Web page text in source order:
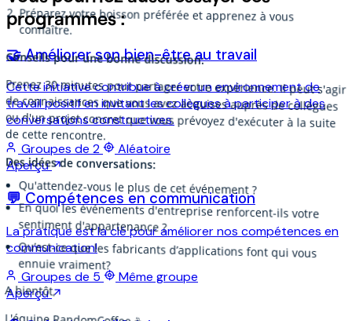
Préparez votre boisson préférée et apprenez à vous
connaître.
Conseils pour une bonne discussion:
Prenez 30 minutes pour partager votre expérience. Il peut s'agir
de connaissances que vous avez acquises auprès de collègues
ou d'un projet concret que vous prévoyez d'exécuter à la suite
de cette rencontre.
Des idées de conversations:
Qu'attendez-vous le plus de cet événement ?
En quoi les événements d'entreprise renforcent-ils votre
sentiment d'appartenance ?
Qu’est-ce que les fabricants d’applications font qui vous
ennuie vraiment?
A bientôt,
programmes :
🤝 Améliorer son bien-être au travail
Cette initiative contribue à créer un environnement de
travail positif en invitant les collègues à participer à des
conversations constructives.
Groupes de 2
Aléatoire
Aperçu
💬 Compétences en communication
La pratique est la clé pour améliorer nos compétences en
communication!
Groupes de 5
Même groupe
Aperçu